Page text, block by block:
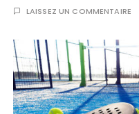
LAISSEZ UN COMMENTAIRE